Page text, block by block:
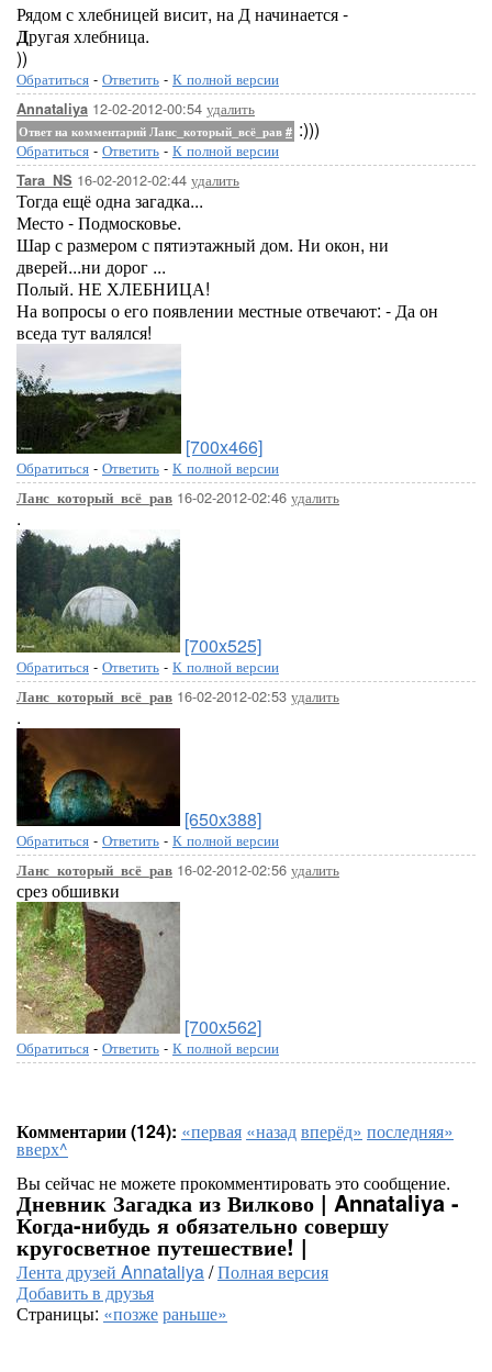
Рядом с хлебницей висит, на Д начинается -
Другая хлебница.
))
Обратиться - Ответить - К полной версии
Annataliya 12-02-2012-00:54 удалить
Ответ на комментарий Ланс_который_всё_рав # :)))
Обратиться - Ответить - К полной версии
Tara_NS 16-02-2012-02:44 удалить
Тогда ещё одна загадка...
Место - Подмосковье.
Шар с размером с пятиэтажный дом. Ни окон, ни
дверей...ни дорог ...
Полый. НЕ ХЛЕБНИЦА!
На вопросы о его появлении местные отвечают: - Да он
вседа тут валялся!
[700x466]
Обратиться - Ответить - К полной версии
Ланс_который_всё_рав 16-02-2012-02:46 удалить
.
[700x525]
Обратиться - Ответить - К полной версии
Ланс_который_всё_рав 16-02-2012-02:53 удалить
.
[650x388]
Обратиться - Ответить - К полной версии
Ланс_который_всё_рав 16-02-2012-02:56 удалить
срез обшивки
[700x562]
Обратиться - Ответить - К полной версии
Комментарии (124): «первая «назадвперёд» последняя»
вверх^
Вы сейчас не можете прокомментировать это сообщение.
Дневник Загадка из Вилково | Annataliya -
Когда-нибудь я обязательно совершу
кругосветное путешествие! |
Лента друзей Annataliya/Полная версия
Добавить в друзья
Страницы: «позжераньше»